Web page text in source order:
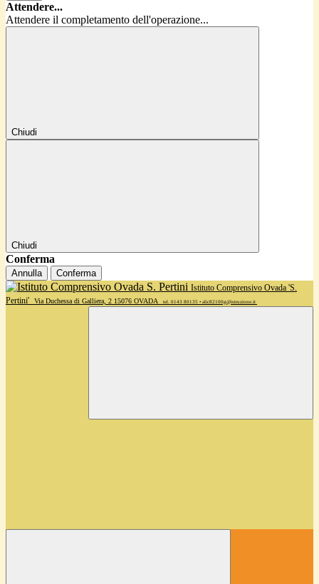
Attendere...
Attendere il completamento dell'operazione...
Chiudi
Chiudi
Conferma
Annulla Conferma
Istituto Comprensivo Ovada 'S.
Pertini'
Via Duchessa di Galliera, 2 15076 OVADA tel. 0143 80135 • alic82100g@istruzione.it